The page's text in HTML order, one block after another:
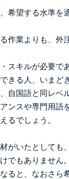
希望する水準を
作業よりも、外
スキルが必要で
きる人、いまど
自国語と同レベ
ンスや専門用語
るでしょう。
がいたとしても
でもありません
ると、なおさら